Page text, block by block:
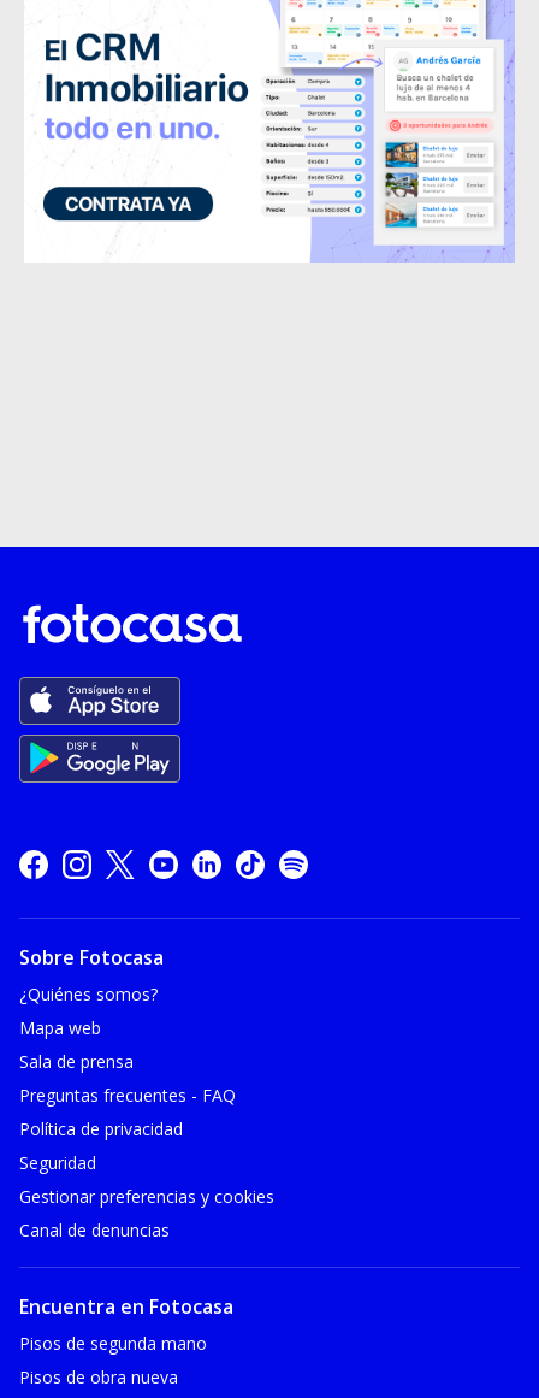
Sobre Fotocasa
¿Quiénes somos?
Mapa web
Sala de prensa
Preguntas frecuentes - FAQ
Política de privacidad
Seguridad
Gestionar preferencias y cookies
Canal de denuncias
Encuentra en Fotocasa
Pisos de segunda mano
Pisos de obra nueva